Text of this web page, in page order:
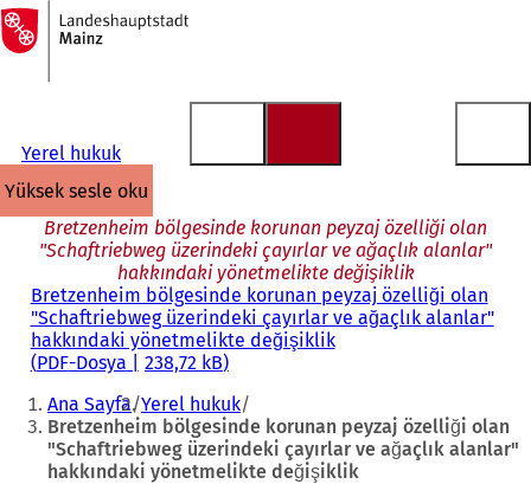
İçeriğe atla
Ana
sayfaya
Yerel hukuk
yüksek sesle oku
Bretzenheim bölgesinde korunan peyzaj özelliği olan
"Schaftriebweg üzerindeki çayırlar ve ağaçlık alanlar"
hakkındaki yönetmelikte değişiklik
Bretzenheim bölgesinde korunan peyzaj özelliği olan
"Schaftriebweg üzerindeki çayırlar ve ağaçlık alanlar"
hakkındaki yönetmelikte değişiklik
PDF-Dosya 238,72 kB
Buradasınız:
Ana Sayfa Yerel hukuk
Bretzenheim bölgesinde korunan peyzaj özelliği olan
"Schaftriebweg üzerindeki çayırlar ve ağaçlık alanlar"
hakkındaki yönetmelikte değişiklik